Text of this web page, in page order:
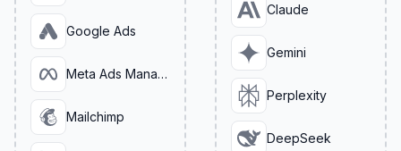
Google Ads
Meta Ads Manager
Mailchimp
Claude
Gemini
Perplexity
DeepSeek